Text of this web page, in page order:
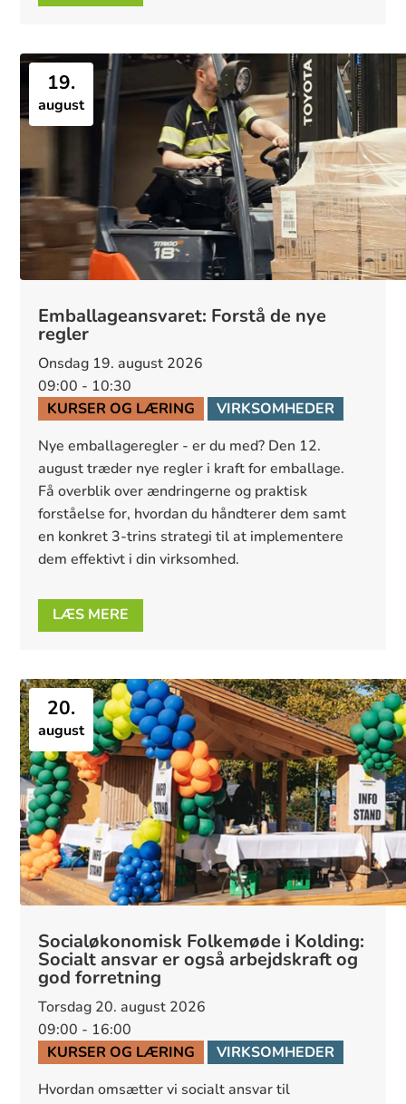
19.
august
Emballageansvaret: Forstå de nye
regler
onsdag 19. august 2026
09:00 - 10:30
KURSER OG LÆRING
VIRKSOMHEDER
Nye emballageregler - er du med? Den 12.
august træder nye regler i kraft for emballage.
Få overblik over ændringerne og praktisk
forståelse for, hvordan du håndterer dem samt
en konkret 3-trins strategi til at implementere
dem effektivt i din virksomhed.
LÆS MERE
20.
august
Socialøkonomisk Folkemøde i Kolding:
Socialt ansvar er også arbejdskraft og
god forretning
torsdag 20. august 2026
09:00 - 16:00
KURSER OG LÆRING
VIRKSOMHEDER
Hvordan omsætter vi socialt ansvar til